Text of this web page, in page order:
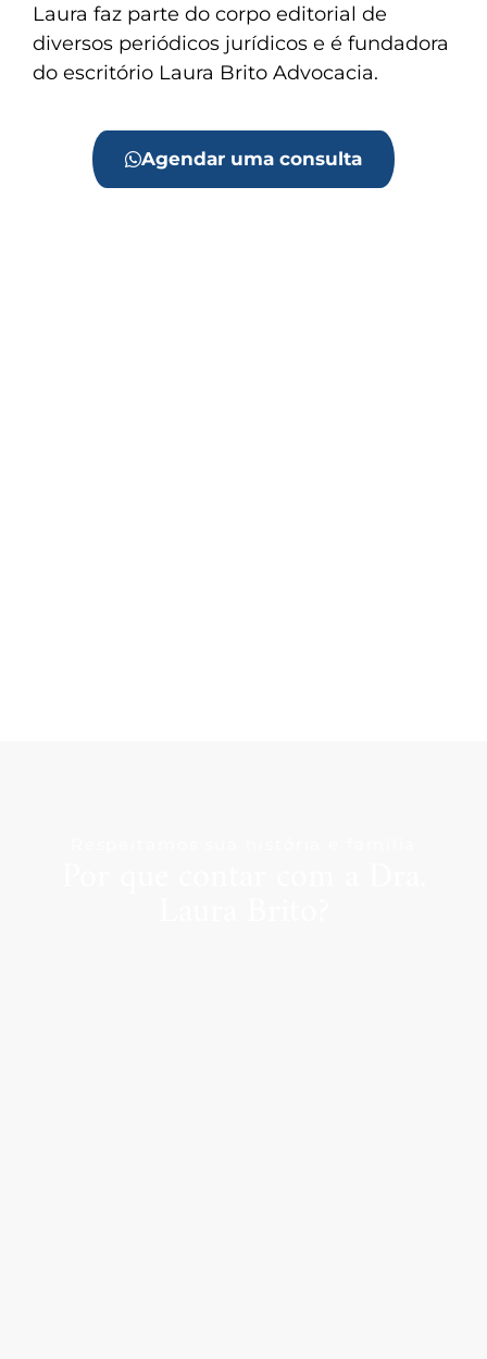
Laura faz parte do corpo editorial de
diversos periódicos jurídicos e é fundadora
do escritório Laura Brito Advocacia.
Agendar uma consulta